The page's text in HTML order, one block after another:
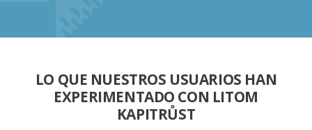
LO QUE NUESTROS USUARIOS HAN
EXPERIMENTADO CON LITOM
KAPITRŮST